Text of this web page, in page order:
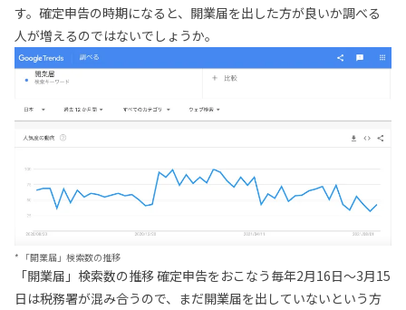
す。確定申告の時期になると、開業届を出した方が良いか調べる
人が増えるのではないでしょうか。
* 「開業届」検索数の推移
「開業届」検索数の推移 確定申告をおこなう毎年2月16日〜3月15
日は税務署が混み合うので、まだ開業届を出していないという方